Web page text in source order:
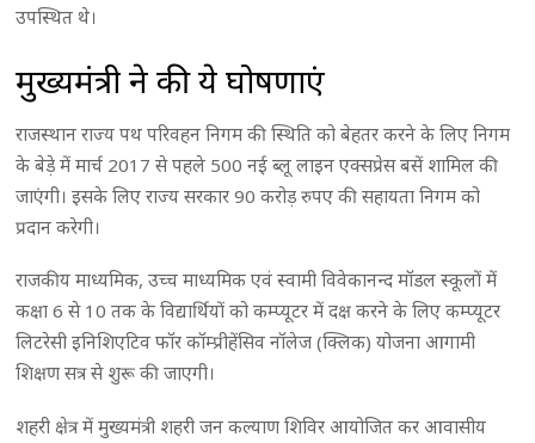
उपस्थित थे।
मुख्यमंत्री ने की ये घोषणाएं
राजस्थान राज्य पथ परिवहन निगम की स्थिति को बेहतर करने के लिए निगम
के बेड़े में मार्च 2017 से पहले 500 नई ब्लू लाइन एक्सप्रेस बसें शामिल की
जाएंगी। इसके लिए राज्य सरकार 90 करोड़ रुपए की सहायता निगम को
प्रदान करेगी।
राजकीय माध्यमिक, उच्च माध्यमिक एवं स्वामी विवेकानन्द मॉडल स्कूलों में
कक्षा 6 से 10 तक के विद्यार्थियों को कम्प्यूटर में दक्ष करने के लिए कम्प्यूटर
लिटरेसी इनिशिएटिव फॉर कॉम्प्रीहेंसिव नॉलेज (क्लिक) योजना आगामी
शिक्षण सत्र से शुरू की जाएगी।
शहरी क्षेत्र में मुख्यमंत्री शहरी जन कल्याण शिविर आयोजित कर आवासीय